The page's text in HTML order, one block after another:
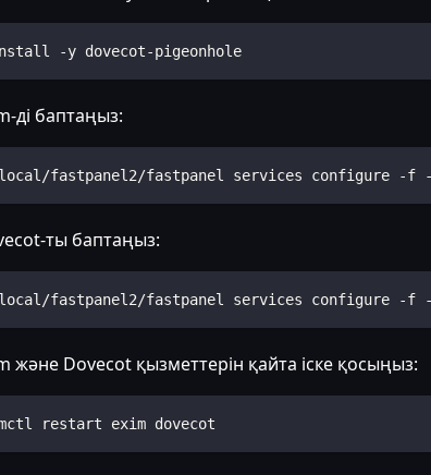
-y dovecot-pigeonhole
ді баптаңыз:
fastpanel2/fastpanel services configure -f -
ты баптаңыз:
fastpanel2/fastpanel services configure -f -
және Dovecot қызметтерін қайта іске қосыңыз:
restart exim dovecot